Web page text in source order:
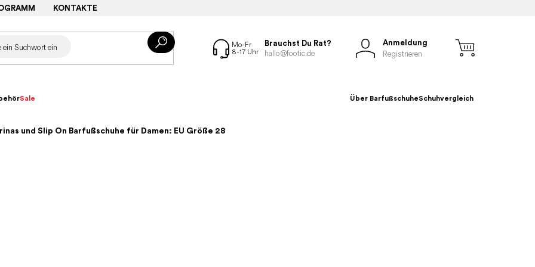
KONTAKTE
Brauchst Du Rat?
hallo@footic.de
Anmeldung
Registrieren
Sale Über BarfußschuheSchuhvergleich
und Slip On Barfußschuhe für Damen: EU Größe 28